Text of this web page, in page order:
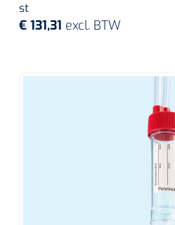
st
€ 131,31 excl. BTW